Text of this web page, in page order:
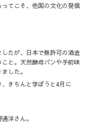
てこそ、他国の文化の発信
たが、日本で無許可の酒造
と。天然酵母パンや手前味
した。
きちんと学ぼうと4月に
洋さん。